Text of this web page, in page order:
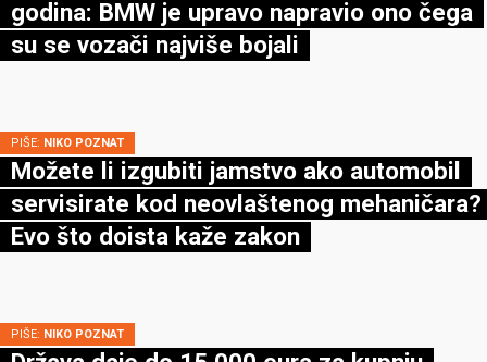
godina: BMW je upravo napravio ono čega
su se vozači najviše bojali
PIŠE: NIKO POZNAT
Možete li izgubiti jamstvo ako automobil
servisirate kod neovlaštenog mehaničara?
Evo što doista kaže zakon
PIŠE: NIKO POZNAT